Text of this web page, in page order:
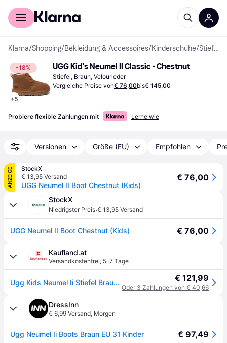
Für Shopper
Klarna/Shopping/Bekleidung & Accessoires/Kinderschuhe/ Stiefel
-18%
+5
UGG Kid's Neumel II Classic - Chestnut
Stiefel, Braun, Velourleder
Vergleiche Preise von€ 76,00bis€ 145,00
Probiere flexible Zahlungen mit Lerne wie
Versionen Größe (EU) Empfohlen
ANZEIGE
StockX
€ 13,95 Versand
UGG Neumel II Boot Chestnut (Kids)
€ 76,00
StockX
Niedrigster Preis·€ 13,95 Versand
UGG Neumel II Boot Chestnut (Kids) € 76,00
Kaufland.at
Versandkostenfrei, 5–7 Tage
Ugg Kids Neumel Ii Stiefel Braun EU 32 1/2 Jungen,Mädchen Braun EU 32 1/2 € 121,99
Oder 3 Zahlungen von € 40,66
DressInn
€ 6,99 Versand, Morgen
Ugg Neumel Ii Boots Braun EU 31 Kinder € 97,49